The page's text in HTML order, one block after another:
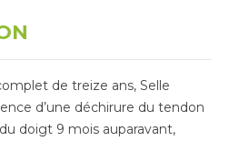
de treize ans, Selle
d’une déchirure du tendon
doigt 9 mois auparavant,